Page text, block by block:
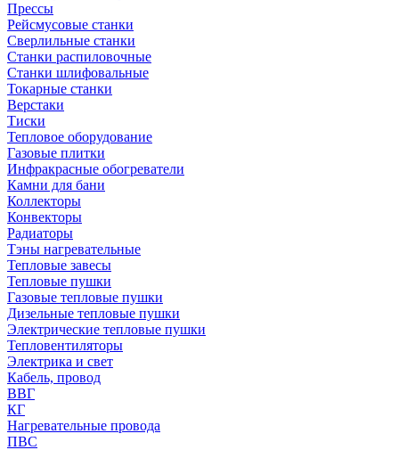
Прессы
Рейсмусовые станки
Сверлильные станки
Станки распиловочные
Станки шлифовальные
Токарные станки
Верстаки
Тиски
Тепловое оборудование
Газовые плитки
Инфракрасные обогреватели
Камни для бани
Коллекторы
Конвекторы
Радиаторы
Тэны нагревательные
Тепловые завесы
Тепловые пушки
Газовые тепловые пушки
Дизельные тепловые пушки
Электрические тепловые пушки
Тепловентиляторы
Электрика и свет
Кабель, провод
ВВГ
КГ
Нагревательные провода
ПВС